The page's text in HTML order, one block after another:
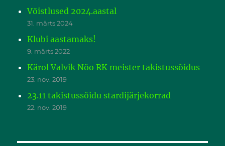
Võistlused 2024.aastal
31. märts 2024
Klubi aastamaks!
9. märts 2022
Kärol Valvik Nõo RK meister takistussõidus
23. nov. 2019
23.11 takistussõidu stardijärjekorrad
22. nov. 2019